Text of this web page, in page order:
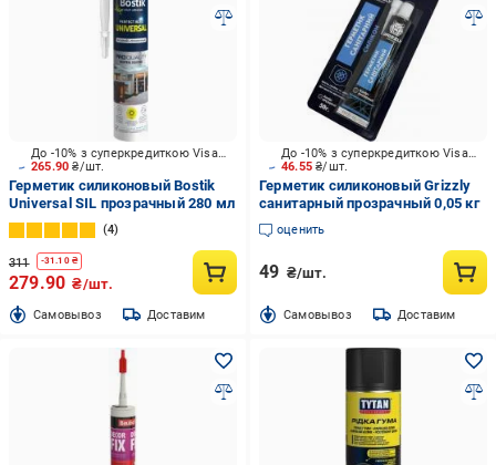
265.90₴/шт.
До -10% з суперкредиткою Visa Вигода
Герметик силиконовый Bostik
Universal SIL прозрачный 280 мл
4
311 -31.10₴
279.90 ₴/шт.
Cамовывоз Доставим
46.55₴/шт.
До -10% з суперкредиткою Visa Вигода
Герметик силиконовый Grizzly
санитарный прозрачный 0,05 кг
оценить
49 ₴/шт.
Cамовывоз Доставим